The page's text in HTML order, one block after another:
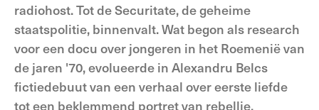
radiohost. Tot de Securitate, de geheime
staatspolitie, binnenvalt. Wat begon als research
voor een docu over jongeren in het Roemenië van
de jaren '70, evolueerde in Alexandru Belcs
fictiedebuut van een verhaal over eerste liefde
tot een beklemmend portret van rebellie,